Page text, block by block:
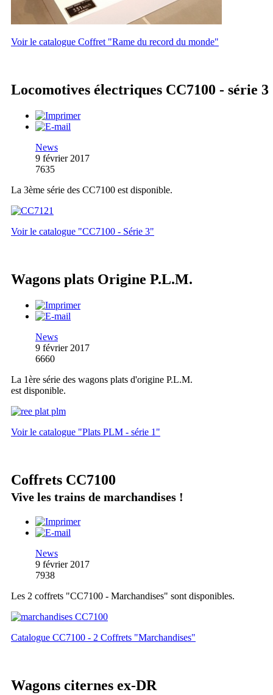
Voir le catalogue Coffret "Rame du record du monde"
Locomotives électriques CC7100 - série 3
News
9 février 2017
7635
La 3ème série des CC7100 est disponible.
Voir le catalogue "CC7100 - Série 3"
Wagons plats Origine P.L.M.
News
9 février 2017
6660
La 1ère série des wagons plats d'origine P.L.M.
est disponible.
Voir le catalogue "Plats PLM - série 1"
Coffrets CC7100
Vive les trains de marchandises !
News
9 février 2017
7938
Les 2 coffrets "CC7100 - Marchandises" sont disponibles.
Catalogue CC7100 - 2 Coffrets "Marchandises"
Wagons citernes ex-DR